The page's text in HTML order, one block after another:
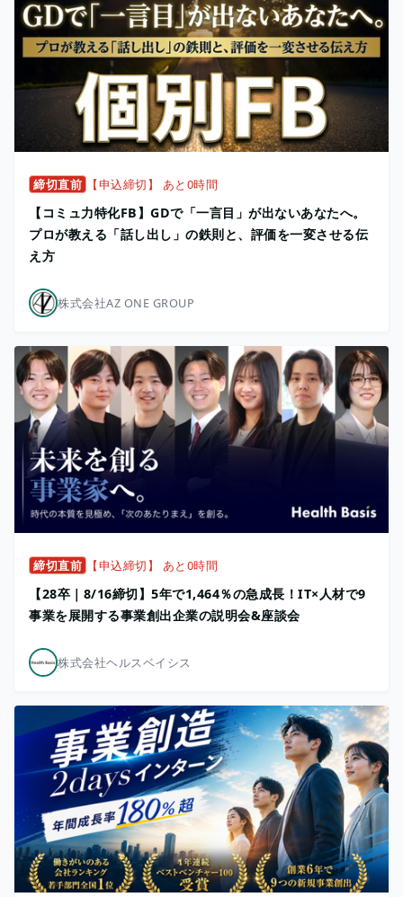
締切直前 【申込締切】 あと0時間
【コミュ力特化FB】GDで「一言目」が出ないあなたへ。
プロが教える「話し出し」の鉄則と、評価を一変させる伝
え方
株式会社AZ ONE GROUP
締切直前 【申込締切】 あと0時間
【28卒｜8/16締切】5年で1,464％の急成長！IT×人材で9
事業を展開する事業創出企業の説明会&座談会
株式会社ヘルスベイシス